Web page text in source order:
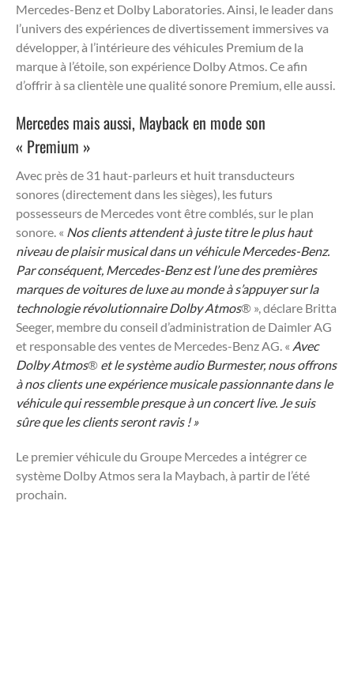
Mercedes-Benz et Dolby Laboratories. Ainsi, le leader dans
l’univers des expériences de divertissement immersives va
développer, à l’intérieure des véhicules Premium de la
marque à l’étoile, son expérience Dolby Atmos. Ce afin
d’offrir à sa clientèle une qualité sonore Premium, elle aussi.
Mercedes mais aussi, Mayback en mode son
« Premium »
Avec près de 31 haut-parleurs et huit transducteurs
sonores (directement dans les sièges), les futurs
possesseurs de Mercedes vont être comblés, sur le plan
sonore. « Nos clients attendent à juste titre le plus haut
niveau de plaisir musical dans un véhicule Mercedes-Benz.
Par conséquent, Mercedes-Benz est l’une des premières
marques de voitures de luxe au monde à s’appuyer sur la
technologie révolutionnaire Dolby Atmos® », déclare Britta
Seeger, membre du conseil d’administration de Daimler AG
et responsable des ventes de Mercedes-Benz AG. « Avec
Dolby Atmos® et le système audio Burmester, nous offrons
à nos clients une expérience musicale passionnante dans le
véhicule qui ressemble presque à un concert live. Je suis
sûre que les clients seront ravis ! »
Le premier véhicule du Groupe Mercedes a intégrer ce
système Dolby Atmos sera la Maybach, à partir de l’été
prochain.